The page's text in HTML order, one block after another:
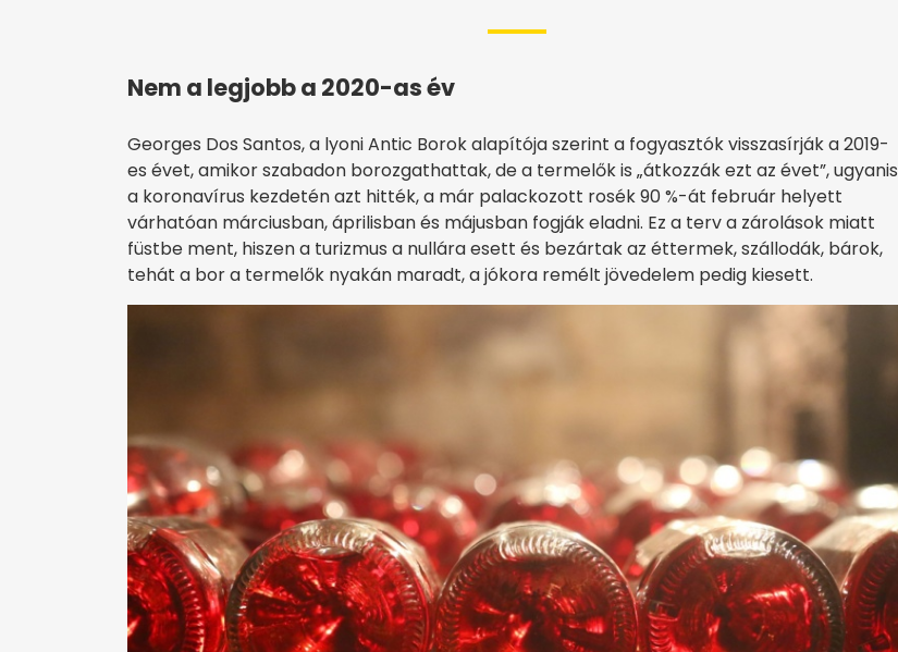
Nem a legjobb a 2020-as év
Georges Dos Santos, a lyoni Antic Borok alapítója szerint a fogyasztók visszasírják a 2019-
es évet, amikor szabadon borozgathattak, de a termelők is „átkozzák ezt az évet”, ugyanis
a koronavírus kezdetén azt hitték, a már palackozott rosék 90 %-át február helyett
várhatóan márciusban, áprilisban és májusban fogják eladni. Ez a terv a zárolások miatt
füstbe ment, hiszen a turizmus a nullára esett és bezártak az éttermek, szállodák, bárok,
tehát a bor a termelők nyakán maradt, a jókora remélt jövedelem pedig kiesett.